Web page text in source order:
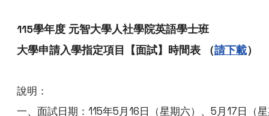
115學年度 元智大學人社學院英語學士班
大學申請入學指定項目【面試】時間表 （請下載）
說明：
一、面試日期：115年5月16日（星期六）、5月17日（